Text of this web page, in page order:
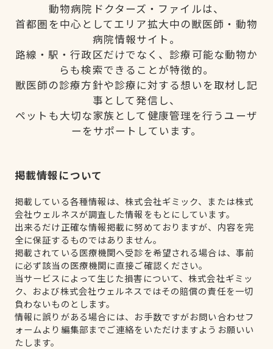
動物病院ドクターズ・ファイルは、
首都圏を中心としてエリア拡大中の獣医師・動物
病院情報サイト。
路線・駅・行政区だけでなく、診療可能な動物か
らも検索できることが特徴的。
獣医師の診療方針や診療に対する想いを取材し記
事として発信し、
ペットも大切な家族として健康管理を行うユーザ
ーをサポートしています。
掲載情報について
掲載している各種情報は、株式会社ギミック、または株式
会社ウェルネスが調査した情報をもとにしています。
出来るだけ正確な情報掲載に努めておりますが、内容を完
全に保証するものではありません。
掲載されている医療機関へ受診を希望される場合は、事前
に必ず該当の医療機関に直接ご確認ください。
当サービスによって生じた損害について、株式会社ギミッ
ク、および株式会社ウェルネスではその賠償の責任を一切
負わないものとします。
情報に誤りがある場合には、お手数ですがお問い合わせフ
ォームより編集部までご連絡をいただけますようお願いい
たします。